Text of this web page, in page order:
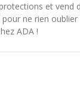
et vend
ne rien oublier
ADA !